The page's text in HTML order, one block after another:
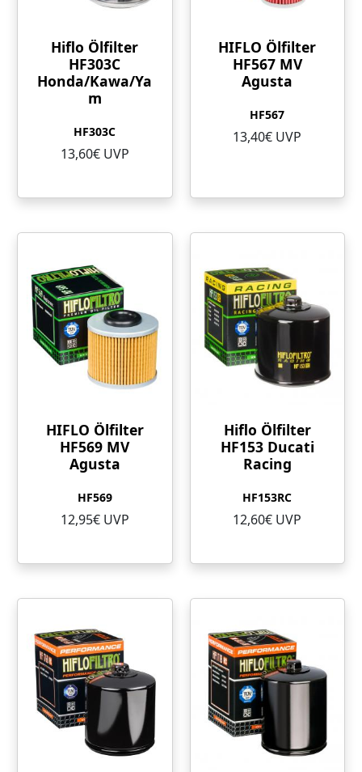
Hiflo Ölfilter
HF303C
Honda/Kawa/Ya
m
HF303C
13,60€ UVP
HIFLO Ölfilter
HF567 MV
Agusta
HF567
13,40€ UVP
HIFLO Ölfilter
HF569 MV
Agusta
HF569
12,95€ UVP
Hiflo Ölfilter
HF153 Ducati
Racing
HF153RC
12,60€ UVP